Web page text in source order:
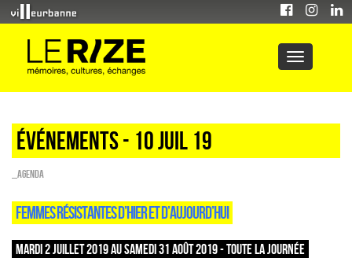
Événements - 10 Juil 19
_Agenda
FEMMES RÉSISTANTES D’HIER ET D’AUJOURD’HUI
MARDI 2 JUILLET 2019 AU SAMEDI 31 AOÛT 2019 - TOUTE LA JOURNÉE